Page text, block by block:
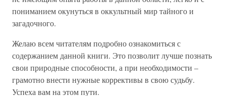
пониманием окунуться в оккультный мир тайного и
загадочного.
Желаю всем читателям подробно ознакомиться с
содержанием данной книги. Это позволит лучше познать
свои природные способности, а при необходимости –
грамотно внести нужные коррективы в свою судьбу.
Успеха вам на этом пути.